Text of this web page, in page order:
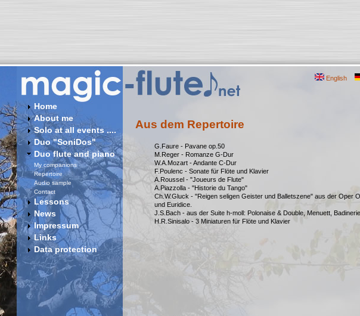
English
Home
About me
Solo at all events ....
Duo "SoniDos"
Duo flute and piano
My companions
Repertoire
Audio sample
Contact
Lessons
News
Impressum
Links
Data protection
Aus dem Repertoire
G.Faure - Pavane op.50
M.Reger - Romanze G-Dur
W.A.Mozart - Andante C-Dur
F.Poulenc - Sonate für Flöte und Klavier
A.Roussel - "Joueurs de Flute"
A.Piazzolla - "Historie du Tango"
Ch.W.Gluck - "Reigen seligen Geister und Balletszene" aus der Oper
und Euridice.
J.S.Bach - aus der Suite h-moll: Polonaise & Double, Menuett, Badinerie
H.R.Sinisalo - 3 Miniaturen für Flöte und Klavier